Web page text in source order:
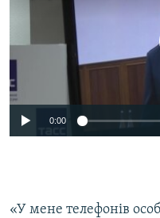
No media
0:00
«У мене телефонів